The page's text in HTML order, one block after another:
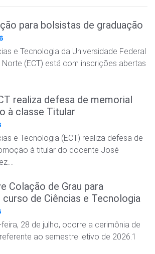
para bolsistas de graduação
e Tecnologia da Universidade Federal
(ECT) está com inscrições abertas
realiza defesa de memorial
à classe Titular
e Tecnologia (ECT) realiza defesa de
à titular do docente José
Colação de Grau para
de Ciências e Tecnologia
28 de julho, ocorre a cerimônia de
ao semestre letivo de 2026.1